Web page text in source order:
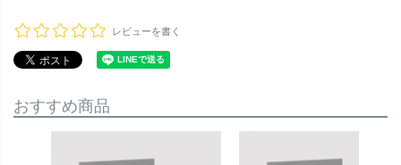
レビューを書く
おすすめ商品